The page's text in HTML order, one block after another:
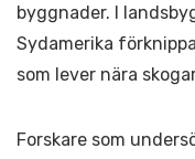
byggnader. I
Sydamerika
som lever nära
Forskare som